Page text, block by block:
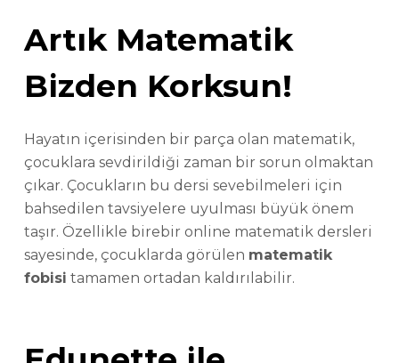
Artık Matematik
Bizden Korksun!
Hayatın içerisinden bir parça olan matematik,
çocuklara sevdirildiği zaman bir sorun olmaktan
çıkar. Çocukların bu dersi sevebilmeleri için
bahsedilen tavsiyelere uyulması büyük önem
taşır. Özellikle birebir online matematik dersleri
sayesinde, çocuklarda görülen matematik
fobisi tamamen ortadan kaldırılabilir.